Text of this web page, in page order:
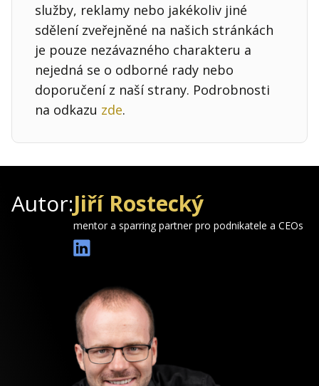
služby, reklamy nebo jakékoliv jiné
sdělení zveřejněné na našich stránkách
je pouze nezávazného charakteru a
nejedná se o odborné rady nebo
doporučení z naší strany. Podrobnosti
na odkazu zde.
Autor:Jiří Rostecký
mentor a sparring partner pro podnikatele a CEOs